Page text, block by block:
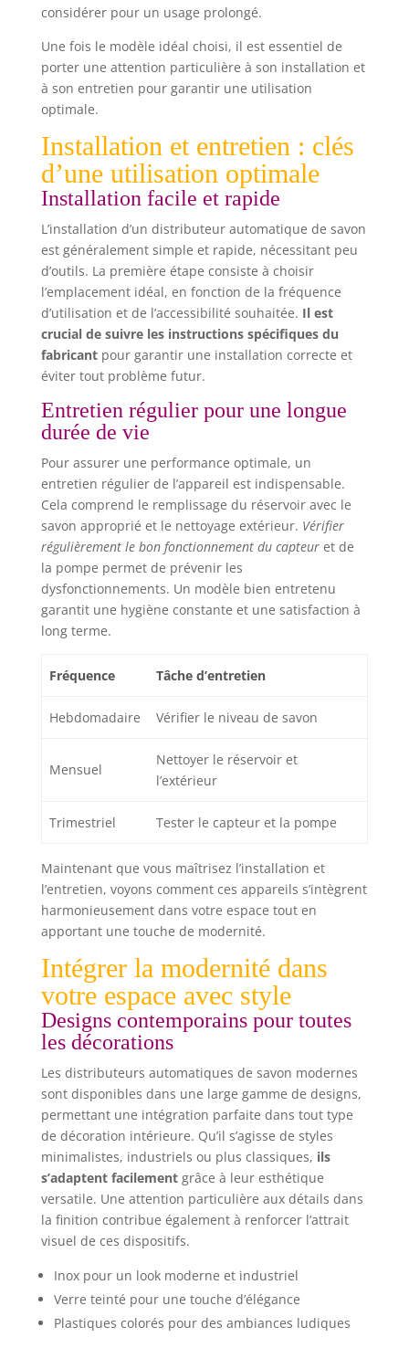
plastique ABS est moins susceptible de se casser
que les options en céramique ou en verre. La
propre. Satisfaction Garantie: Nous nous
engageons à offrir des designs modernes, élégants
et fonctionnels. Si vous rencontrez des problèmes
avec notre distributeur de savon, contactez-nous
considérer pour un usage prolongé.
Une fois le modèle idéal choisi, il est essentiel de
porter une attention particulière à son installation et
à son entretien pour garantir une utilisation
optimale.
Installation et entretien : clés
d’une utilisation optimale
Installation facile et rapide
L’installation d’un distributeur automatique de savon
est généralement simple et rapide, nécessitant peu
d’outils. La première étape consiste à choisir
l’emplacement idéal, en fonction de la fréquence
d’utilisation et de l’accessibilité souhaitée. Il est
crucial de suivre les instructions spécifiques du
fabricantpour garantir une installation correcte et
éviter tout problème futur.
Entretien régulier pour une longue
durée de vie
Pour assurer une performance optimale, un
entretien régulier de l’appareil est indispensable.
Cela comprend le remplissage du réservoir avec le
savon approprié et le nettoyage extérieur. Vérifier
régulièrement le bon fonctionnement du capteuret de
la pompe permet de prévenir les
dysfonctionnements. Un modèle bien entretenu
garantit une hygiène constante et une satisfaction à
long terme.
Fréquence Tâche d’entretien
Hebdomadaire Vérifier le niveau de savon
Mensuel
Nettoyer le réservoir et
l’extérieur
Trimestriel Tester le capteur et la pompe
Maintenant que vous maîtrisez l’installation et
l’entretien, voyons comment ces appareils s’intègrent
harmonieusement dans votre espace tout en
apportant une touche de modernité.
Intégrer la modernité dans
votre espace avec style
Designs contemporains pour toutes
les décorations
Les distributeurs automatiques de savon modernes
sont disponibles dans une large gamme de designs,
permettant une intégration parfaite dans tout type
de décoration intérieure. Qu’il s’agisse de styles
minimalistes, industriels ou plus classiques, ils
s’adaptent facilementgrâce à leur esthétique
versatile. Une attention particulière aux détails dans
la finition contribue également à renforcer l’attrait
visuel de ces dispositifs.
Inox pour un look moderne et industriel
Verre teinté pour une touche d’élégance
Plastiques colorés pour des ambiances ludiques